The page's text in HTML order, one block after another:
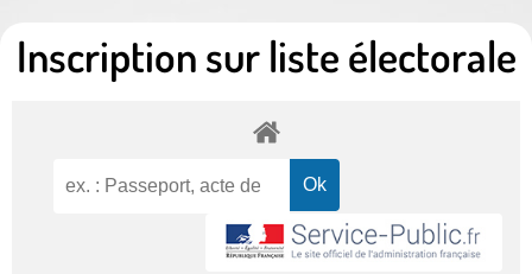
Inscription sur liste électorale